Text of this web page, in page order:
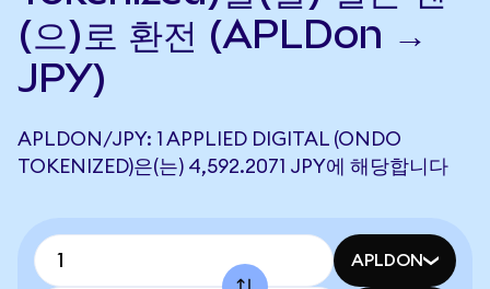
(으)로 환전 (APLDon →
JPY)
APLDON/JPY: 1 APPLIED DIGITAL (ONDO
TOKENIZED)은(는) 4,592.2071 JPY에 해당합니다
APLDON